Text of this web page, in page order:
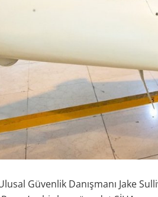
Güvenlik Danışmanı Jake